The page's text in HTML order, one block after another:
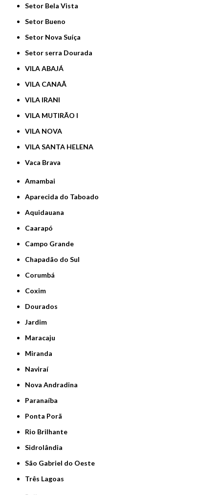
Setor Bela Vista
Setor Bueno
Setor Nova Suíça
Setor serra Dourada
VILA ABAJÁ
VILA CANAÃ
VILA IRANI
VILA MUTIRÃO I
VILA NOVA
VILA SANTA HELENA
Vaca Brava
Amambai
Aparecida do Taboado
Aquidauana
Caarapó
Campo Grande
Chapadão do Sul
Corumbá
Coxim
Dourados
Jardim
Maracaju
Miranda
Naviraí
Nova Andradina
Paranaíba
Ponta Porã
Rio Brilhante
Sidrolândia
São Gabriel do Oeste
Três Lagoas